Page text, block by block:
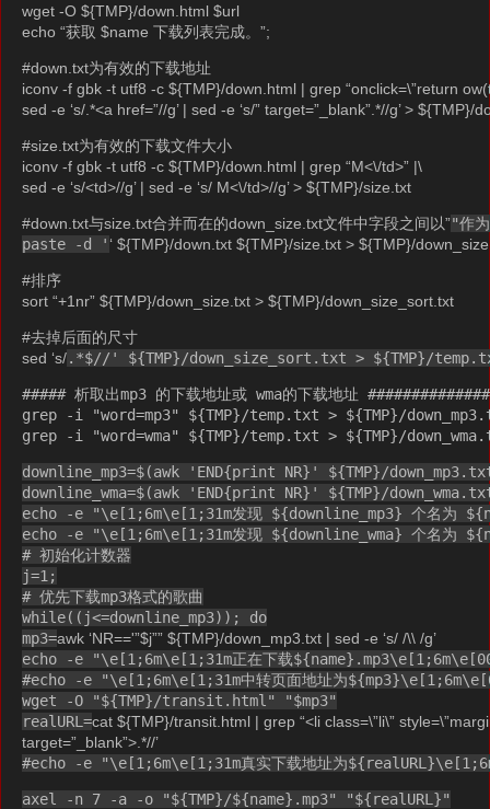
wget -O ${TMP}/down.html $url
echo “获取 $name 下载列表完成。”;
#down.txt为有效的下载地址
iconv -f gbk -t utf8 -c ${TMP}/down.html | grep “onclick=\”return
sed -e ‘s/.*<a href=”//g’ | sed -e ‘s/” target=”_blank”.*//g’ > ${TMP}/
#size.txt为有效的下载文件大小
iconv -f gbk -t utf8 -c ${TMP}/down.html | grep “M<\/td>” |\
sed -e ‘s/<td>//g’ | sed -e ‘s/ M<\/td>//g’ > ${TMP}/size.txt
#down.txt与size.txt合并而在的down_size.txt文件中字段之间以”"作
paste -d ' ‘ ${TMP}/down.txt ${TMP}/size.txt > ${TMP}/
#排序
sort “+1nr” ${TMP}/down_size.txt > ${TMP}/down_size_sort.txt
#去掉后面的尺寸
sed ‘s/.*$//' ${TMP}/down_size_sort.txt > ${TMP}/
##### 析取出mp3 的下载地址或 wma的下载地址 ##############
grep -i "word=mp3" ${TMP}/temp.txt > ${TMP}/
grep -i "word=wma" ${TMP}/temp.txt > ${TMP}/
downline_mp3=$(awk 'END{print NR}' ${TMP}/
downline_wma=$(awk 'END{print NR}' ${TMP}/
echo -e "\e[1;6m\e[1;31m发现 ${downline_mp3} 个名为
echo -e "\e[1;6m\e[1;31m发现 ${downline_wma} 个名为
# 初始化计数器
j=1;
# 优先下载mp3格式的歌曲
while((j<=downline_mp3)); do
mp3=awk ‘NR=='”$j”” ${TMP}/down_mp3.txt | sed -e ‘s/ /\\ /g’
echo -e "\e[1;6m\e[1;31m正在下载
#echo -e "\e[1;6m\e[1;31m中转页面地址为
wget -O "${TMP}/transit.html" "$mp3"
realURL=cat ${TMP}/transit.html | grep “<li class=\”li\”
target=”_blank”>.*//’
#echo -e "\e[1;6m\e[1;31m真实下载地址为
axel -n 7 -a -o "${TMP}/${name}.mp3" "${realURL}"